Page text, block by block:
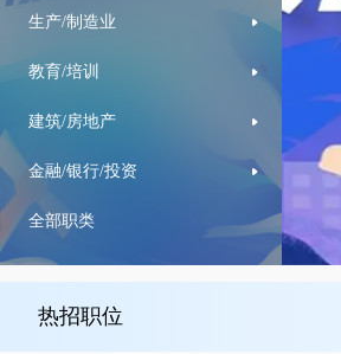
生产/制造业
教育/培训
建筑/房地产
金融/银行/投资
全部职类
热招职位